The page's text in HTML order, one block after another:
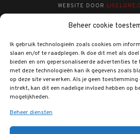
Beheer cookie
Ik gebruik technologieën zoals cookies om
slaan en/of te raadplegen. Ik doe dit met als
bieden en om gepersonaliseerde advertenties
met deze technologieën kan ik gegevens zoals
op deze site verwerken. Als je geen
intrekt, kan dit een nadelige invloed hebben op
mogelijkheden.
Beheer diensten
WEBSITE DOOR